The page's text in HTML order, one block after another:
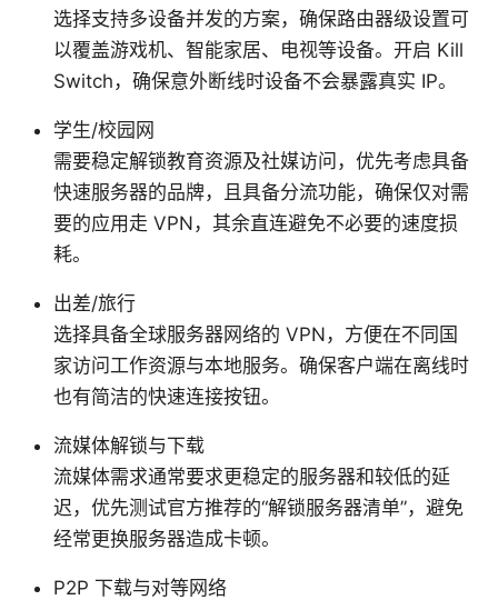
选择支持多设备并发的方案，确保路由器级设置可
以覆盖游戏机、智能家居、电视等设备。开启 Kill
Switch，确保意外断线时设备不会暴露真实 IP。
学生/校园网
需要稳定解锁教育资源及社媒访问，优先考虑具备
快速服务器的品牌，且具备分流功能，确保仅对需
要的应用走 VPN，其余直连避免不必要的速度损
耗。
出差/旅行
选择具备全球服务器网络的 VPN，方便在不同国
家访问工作资源与本地服务。确保客户端在离线时
也有简洁的快速连接按钮。
流媒体解锁与下载
流媒体需求通常要求更稳定的服务器和较低的延
迟，优先测试官方推荐的“解锁服务器清单”，避免
经常更换服务器造成卡顿。
P2P 下载与对等网络